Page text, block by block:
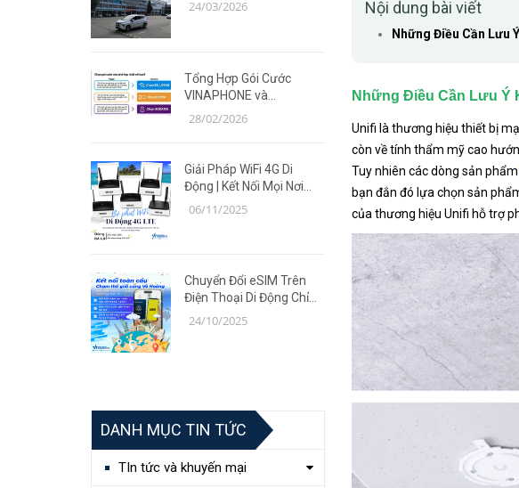
Nội dung bài viết
Những Điều Cần Lưu
Những Điều Cần Lưu Ý
Unifi là thương hiệu thiết bị
còn về tính thẩm mỹ cao
Tuy nhiên các dòng sản phẩm
bạn đắn đó lựa chọn sản
của thương hiệu Unifi hỗ trợ
24/03/2026
Tổng Hợp Gói Cước
VINAPHONE và
MOBIFONE Giá Ưu Đãi
28/02/2026
Giải Pháp WiFi 4G Di
Động | Kết Nối Mọi Nơi
Cùng Router TP-Link MR
06/11/2025
Chuyển Đổi eSIM Trên
Điện Thoại Di Động Chỉ
Trong 5 Phút | Giải Pháp
24/10/2025
DANH MỤC TIN TỨC
TIn tức và khuyến mại